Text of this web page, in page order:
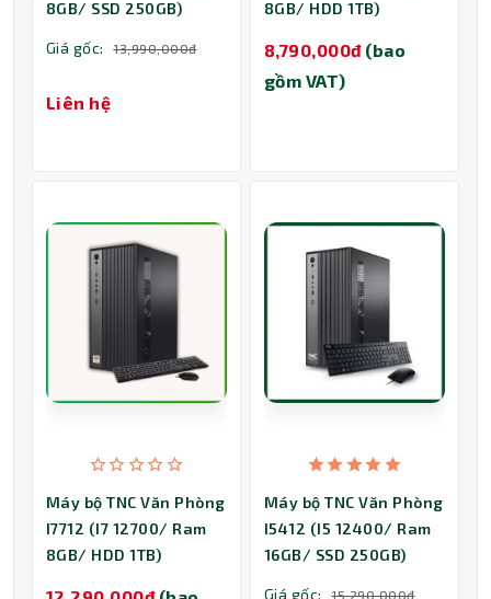
8GB/ SSD 250GB)
Giá gốc: 13,990,000đ
Liên hệ
8GB/ HDD 1TB)
8,790,000đ (bao
gồm VAT)
Máy bộ TNC Văn Phòng
I7712 (I7 12700/ Ram
8GB/ HDD 1TB)
Máy bộ TNC Văn Phòng
I5412 (I5 12400/ Ram
16GB/ SSD 250GB)
Giá gốc: 15,290,000đ